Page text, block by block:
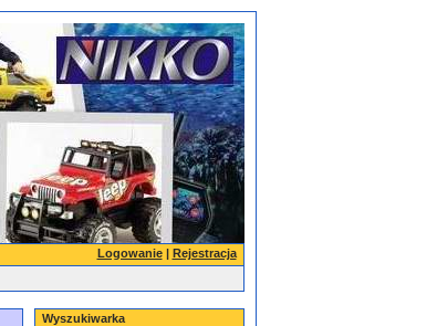
Logowanie| Rejestracja
Wyszukiwarka